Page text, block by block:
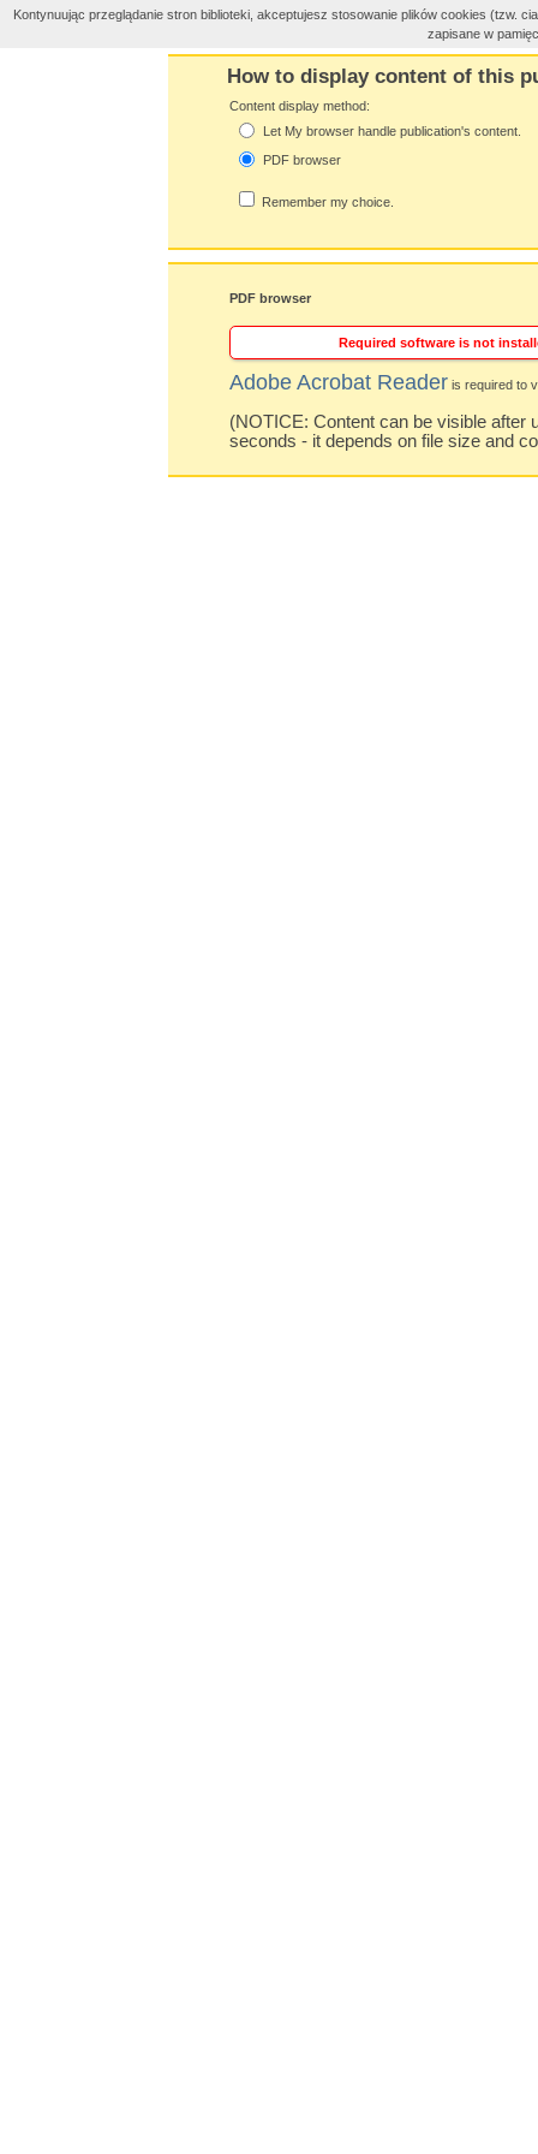
How to display content of this
Content display method:
Let My browser handle publication's content.
PDF browser
Remember my choice.
PDF browser
Required software is not
Adobe Acrobat Reader is required to
(NOTICE: Content can be visible after
seconds - it depends on file size and
Kontynuując przeglądanie stron biblioteki, akceptujesz stosowanie plików cookies
zapisane w